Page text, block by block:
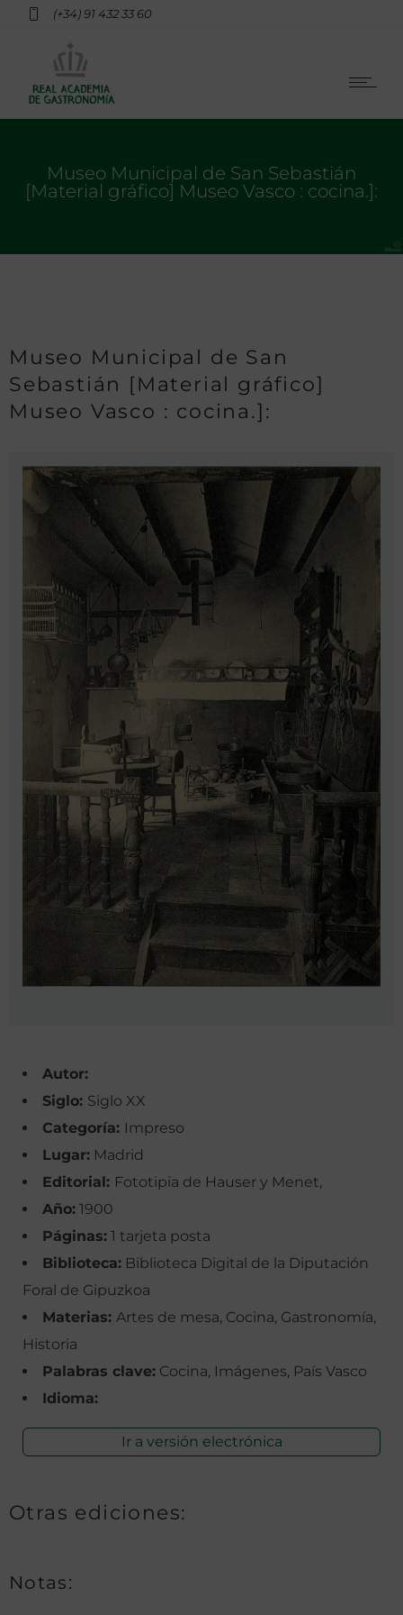
(+34) 91 432 33 60
Museo Municipal de San Sebastián
[Material gráfico] Museo Vasco : cocina.]:
Museo Municipal de San
Sebastián [Material gráfico]
Museo Vasco : cocina.]:
Autor:
Siglo: Siglo XX
Categoría: Impreso
Lugar: Madrid
Editorial: Fototipia de Hauser y Menet,
Año: 1900
Páginas: 1 tarjeta posta
Biblioteca: Biblioteca Digital de la Diputación
Foral de Gipuzkoa
Materias: Artes de mesa, Cocina, Gastronomía,
Historia
Palabras clave: Cocina, Imágenes, País Vasco
Idioma:
Ir a versión electrónica
Otras ediciones:
Notas: